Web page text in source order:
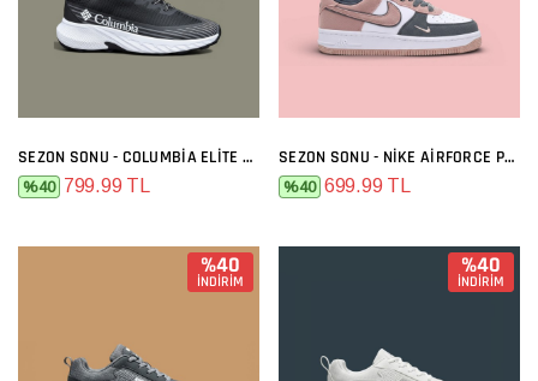
SEZON SONU - COLUMBIA ELITE SIYAH BEYAZ
%40 799.99 TL
SEZON SONU - NIKE AIRFORCE PREMIUM GRI MELO
%40 699.99 TL
%40
İNDİRİM
%40
İNDİRİM